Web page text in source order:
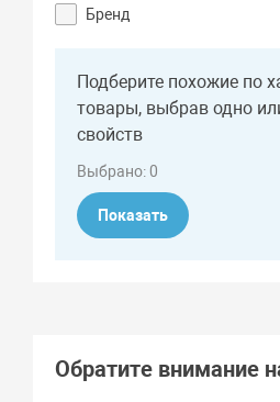
Бренд
Подберите похожие по
товары, выбрав одно
свойств
Выбрано:0
Показать
Обратите внимание